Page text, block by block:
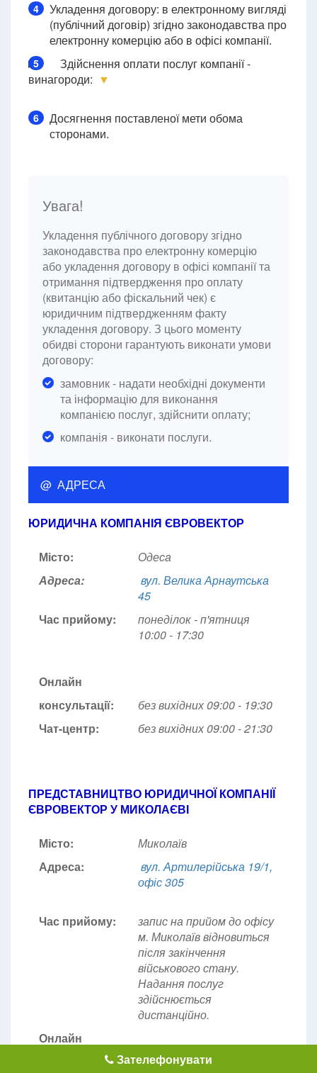
4
Укладення договору: в електронному вигляді
(публічний договір) згідно законодавства про
електронну комерцію або в офісі компанії.
5Здійснення оплати послуг компанії -
винагороди: ▼
6
Досягнення поставленої мети обома
сторонами.
Увага!
Укладення публічного договору згідно
законодавства про електронну комерцію
або укладення договору в офісі компанії та
отримання підтвердження про оплату
(квитанцію або фіскальний чек) є
юридичним підтвердженням факту
укладення договору. З цього моменту
обидві сторони гарантують виконати умови
договору:
замовник - надати необхідні документи
та інформацію для виконання
компанією послуг, здійснити оплату;
компанія - виконати послуги.
@ АДРЕСА
ЮРИДИЧНА КОМПАНІЯ ЄВРОВЕКТОР
Місто:
Одеса
Адреса:
вул. Велика Арнаутська
45
Час прийому:
понеділок - п'ятниця
10:00 - 17:30
Онлайн
консультації:
без вихідних 09:00 - 19:30
Чат-центр:
без вихідних 09:00 - 21:30
ПРЕДСТАВНИЦТВО ЮРИДИЧНОЇ КОМПАНІЇ
ЄВРОВЕКТОР У МИКОЛАЄВІ
Місто:
Миколаїв
Адреса:
вул. Артилерійська 19/1,
офіс 305
Час прийому:
запис на прийом до офісу
м. Миколаїв відновиться
після закінчення
військового стану.
Надання послуг
здійснюється
дистанційно.
Онлайн
консультації:
без вихідних 09:00 - 19:30
Зателефонувати